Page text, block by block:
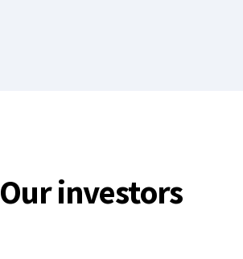
Our investors